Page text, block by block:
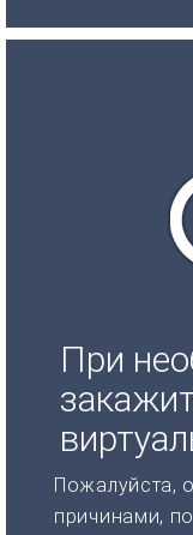
При
Пожалуйста,
причинами,